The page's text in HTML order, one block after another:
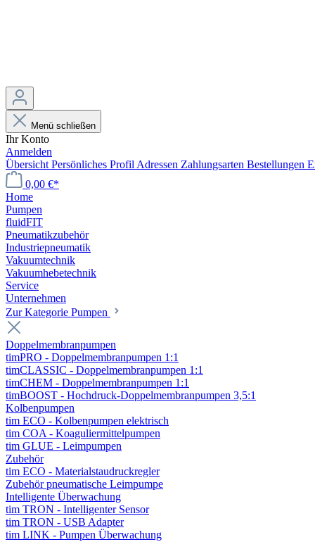
Menü schließen
Ihr Konto
Anmelden
Übersicht Persönliches Profil Adressen Zahlungsarten Bestellungen
0,00 €*
Home
Pumpen
fluidFIT
Pneumatikzubehör
Industriepneumatik
Vakuumtechnik
Vakuumhebetechnik
Service
Unternehmen
Zur Kategorie Pumpen
Doppelmembranpumpen
timPRO - Doppelmembranpumpen 1:1
timCLASSIC - Doppelmembranpumpen 1:1
timCHEM - Doppelmembranpumpen 1:1
timBOOST - Hochdruck-Doppelmembranpumpen 3,5:1
Kolbenpumpen
tim ECO - Kolbenpumpen elektrisch
tim COA - Koaguliermittelpumpen
tim GLUE - Leimpumpen
Zubehör
tim ECO - Materialstaudruckregler
Zubehör pneumatische Leimpumpe
Intelligente Überwachung
tim TRON - Intelligenter Sensor
tim TRON - USB Adapter
tim LINK - Pumpen Überwachung